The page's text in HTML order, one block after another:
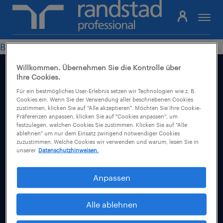
Pfadnavigation
Bildwelt abonnieren
Footer
gulp.de
Freelancer
Projektbörse
Checkliste: Freelancer werden
Stundensatz kalkulieren
Unternehmen
GULP Direkt
Verfügbare Freelancer finden
Randstad Talent Solutions
Über uns
Willkommen. Übernehmen Sie die Kontrolle über
Ihre Cookies.
Für ein bestmögliches User-Erlebnis setzen wir Technologien wie z. B.
Cookies ein. Wenn Sie der Verwendung aller beschriebenen Cookies
zustimmen, klicken Sie auf "Alle akzeptieren". Möchten Sie Ihre Cookie-
Präferenzen anpassen, klicken Sie auf "Cookies anpassen", um
festzulegen, welchen Cookies Sie zustimmen. Klicken Sie auf "Alle
ablehnen" um nur dem Einsatz zwingend notwendiger Cookies
zuzustimmen. Welche Cookies wir verwenden und warum, lesen Sie in
unserer Datenschutzhinweisen.
Anpassen
Alle ablehnen